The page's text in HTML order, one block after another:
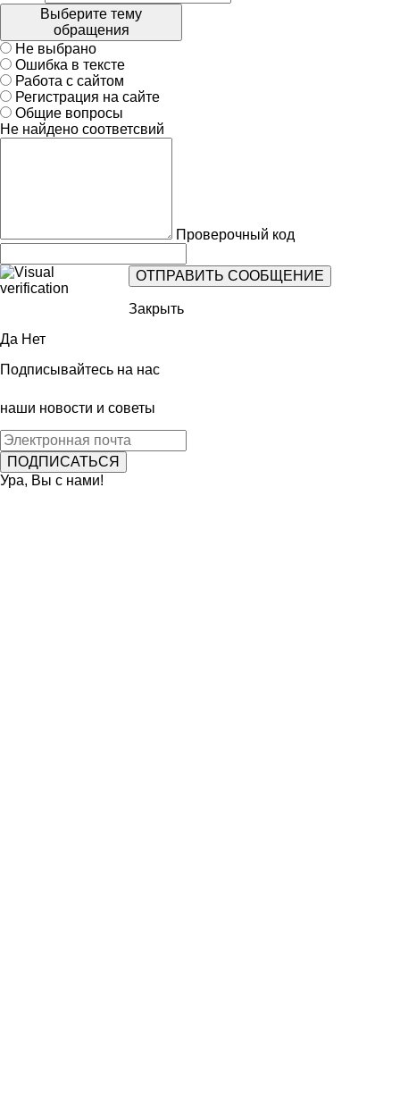
Выберите тему
обращения
Не выбрано
Ошибка в тексте
Работа с сайтом
Регистрация на сайте
Общие вопросы
Не найдено соответсвий
Проверочный код
Закрыть
Да Нет
Подписывайтесь на нас
наши новости и советы
Ура, Вы с нами!